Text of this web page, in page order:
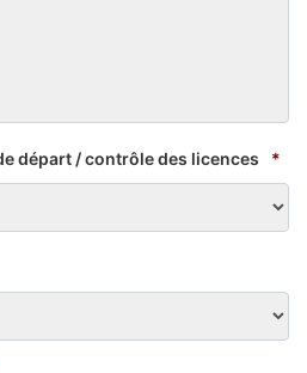
départ / contrôle des licences *